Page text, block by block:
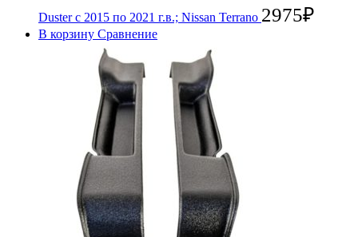
Duster с 2015 по 2021 г.в.; Nissan Terrano 2975₽
В корзину Сравнение